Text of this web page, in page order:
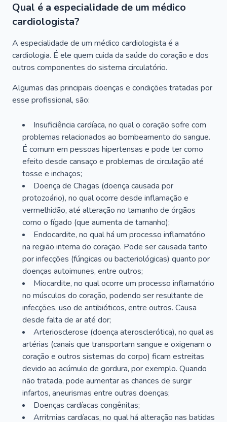
Qual é a especialidade de um médico
cardiologista?
A especialidade de um médico cardiologista é a
cardiologia. É ele quem cuida da saúde do coração e dos
outros componentes do sistema circulatório.
Algumas das principais doenças e condições tratadas por
esse profissional, são:
Insuficiência cardíaca, no qual o coração sofre com
problemas relacionados ao bombeamento do sangue.
É comum em pessoas hipertensas e pode ter como
efeito desde cansaço e problemas de circulação até
tosse e inchaços;
Doença de Chagas (doença causada por
protozoário), no qual ocorre desde inflamação e
vermelhidão, até alteração no tamanho de órgãos
como o fígado (que aumenta de tamanho);
Endocardite, no qual há um processo inflamatório
na região interna do coração. Pode ser causada tanto
por infecções (fúngicas ou bacteriológicas) quanto por
doenças autoimunes, entre outros;
Miocardite, no qual ocorre um processo inflamatório
no músculos do coração, podendo ser resultante de
infecções, uso de antibióticos, entre outros. Causa
desde falta de ar até dor;
Arteriosclerose (doença aterosclerótica), no qual as
artérias (canais que transportam sangue e oxigenam o
coração e outros sistemas do corpo) ficam estreitas
devido ao acúmulo de gordura, por exemplo. Quando
não tratada, pode aumentar as chances de surgir
infartos, aneurismas entre outras doenças;
Doenças cardíacas congênitas;
Arritmias cardíacas, no qual há alteração nas batidas